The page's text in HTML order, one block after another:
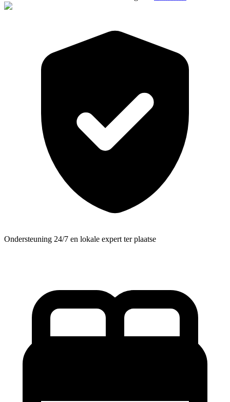
Ondersteuning 24/7 en lokale expert ter plaatse